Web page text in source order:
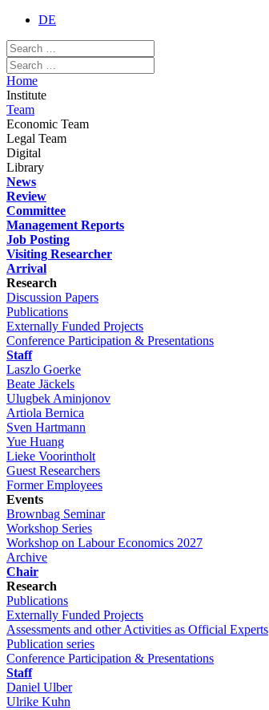
DE
Home
Institute
Team
Economic Team
Legal Team
Digital
Library
News
Review
Committee
Management Reports
Job Posting
Visiting Researcher
Arrival
Research
Discussion Papers
Publications
Externally Funded Projects
Conference Participation & Presentations
Staff
Laszlo Goerke
Beate Jäckels
Ulugbek Aminjonov
Artiola Bernica
Sven Hartmann
Yue Huang
Lieke Voorintholt
Guest Researchers
Former Employees
Events
Brownbag Seminar
Workshop Series
Workshop on Labour Economics 2027
Archive
Chair
Research
Publications
Externally Funded Projects
Assessments and other Activities as Official Experts
Publication series
Conference Participation & Presentations
Staff
Daniel Ulber
Ulrike Kuhn